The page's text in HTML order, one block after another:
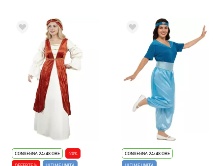
CONSEGNA 24/48 ORE
-20%
CONSEGNA 24/48 ORE